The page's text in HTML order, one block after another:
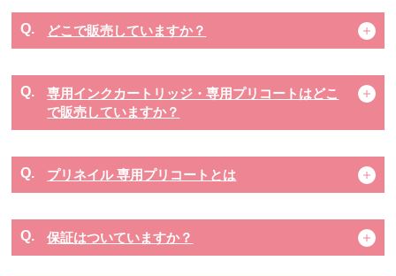
どこで販売していますか？
専用インクカートリッジ・専用プリコートはどこ
で販売していますか？
プリネイル 専用プリコートとは
保証はついていますか？